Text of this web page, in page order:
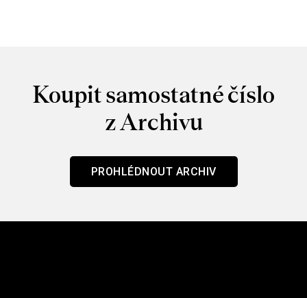
Koupit samostatné číslo
z Archivu
PROHLÉDNOUT ARCHIV